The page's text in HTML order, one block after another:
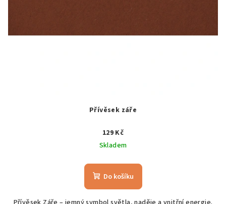
Přívěsek záře
129 Kč
Skladem
Do košíku